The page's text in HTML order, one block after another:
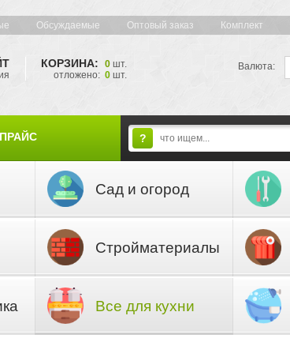
Обсуждаемые Оптовый заказ Комплект
Валюта:
?
ПРАЙС
КОРЗИНА: 0 шт.
отложено: 0 шт.
Сад и огород
Стройматериалы
Все для кухни